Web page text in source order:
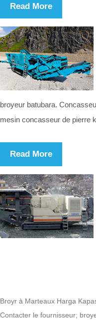
Read More
broyeur batubara.
mesin concasseur de pierre
Read More
Broyr à Marteaux Harga
Contacter le fournisseur;